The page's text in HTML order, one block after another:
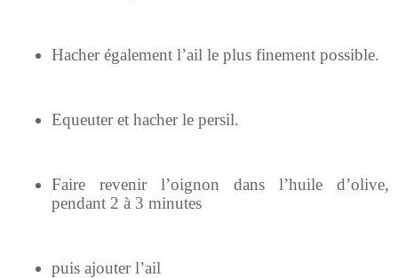
Hacher également l’ail le plus finement possible.
Equeuter et hacher le persil.
Faire revenir l’oignon dans l’huile d’olive,
pendant 2 à 3 minutes
puis ajouter l’ail